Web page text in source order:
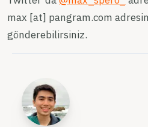
max [at] pangram.com
gönderebilirsiniz.